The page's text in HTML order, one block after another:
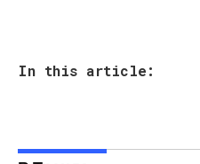
In this article: